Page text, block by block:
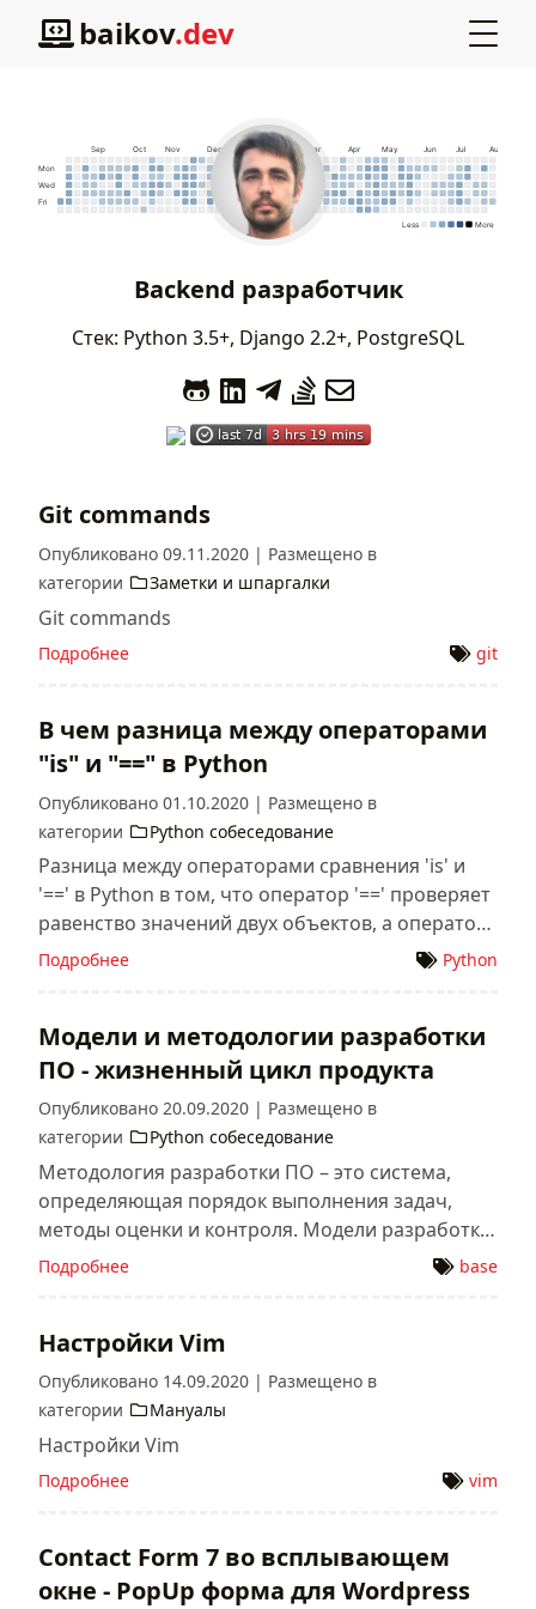
baikov.dev
Backend разработчик
Стек: Python 3.5+, Django 2.2+, PostgreSQL
Git commands
Опубликовано 09.11.2020 | Размещено в
категории
Заметки и шпаргалки
Git commands
Подробнее git
В чем разница между операторами
"is" и "==" в Python
Опубликовано 01.10.2020 | Размещено в
категории
Python собеседование
Разница между операторами сравнения 'is' и
'==' в Python в том, что оператор '==' проверяет
равенство значений двух объектов, а оператор
'is' проверяет идентичность самих объектов.
в памяти.
Подробнее Python
Модели и методологии разработки
ПО - жизненный цикл продукта
Опубликовано 20.09.2020 | Размещено в
категории
Python собеседование
Методология разработки ПО – это система,
определяющая порядок выполнения задач,
методы оценки и контроля. Модели разработки
ПО выбирают, исходя из направления проекта,
Подробнее base
Настройки Vim
Опубликовано 14.09.2020 | Размещено в
категории
Мануалы
Настройки Vim
Подробнее vim
Contact Form 7 во всплывающем
окне - PopUp форма для Wordpress